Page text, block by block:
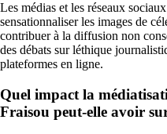
Les médias et les réseaux
sensationnaliser les images de
contribuer à la diffusion non
des débats sur léthique
plateformes en ligne.
Quel impact la
Fraisou peut-elle avoir